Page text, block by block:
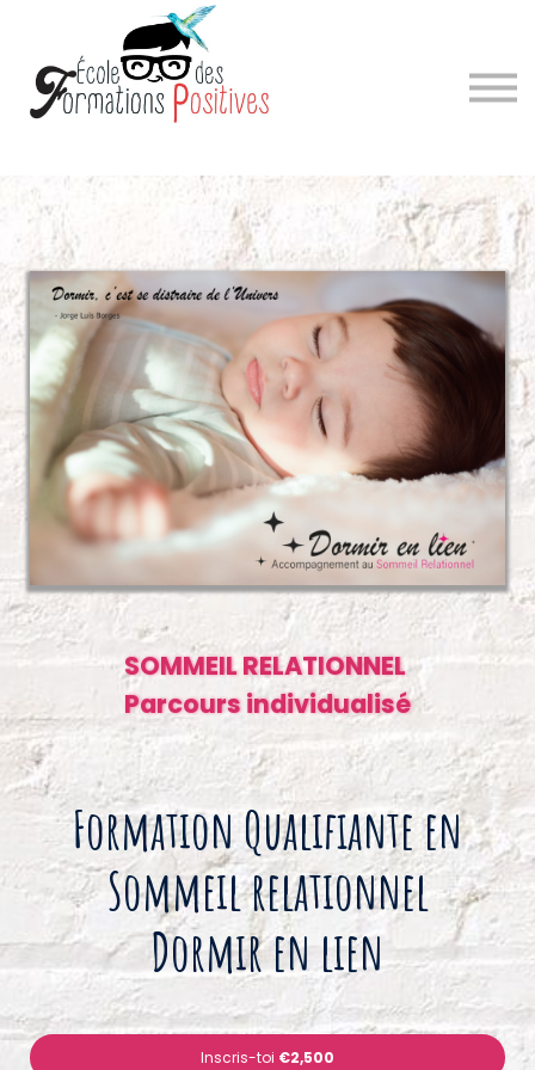
Sign up
SOMMEIL RELATIONNEL
Parcours individualisé
Formation Qualifiante en
Sommeil relationnel
Dormir en lien
Inscris-toi €2,500